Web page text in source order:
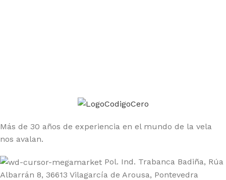
Más de 30 años de experiencia en el mundo de la vela
nos avalan.
Pol. Ind. Trabanca Badiña, Rúa
Albarrán 8, 36613 Vilagarcía de Arousa, Pontevedra